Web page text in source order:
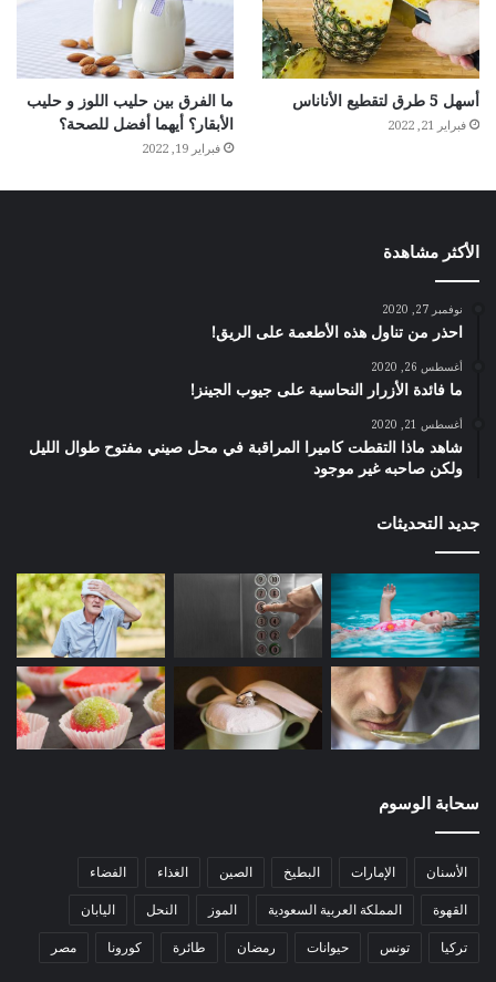
أسهل 5 طرق لتقطيع الأناناس
فبراير 21, 2022
ما الفرق بين حليب اللوز و حليب
الأبقار؟ أيهما أفضل للصحة؟
فبراير 19, 2022
الأكثر مشاهدة
نوفمبر 27, 2020
احذر من تناول هذه الأطعمة على الريق!
أغسطس 26, 2020
ما فائدة الأزرار النحاسية على جيوب الجينز!
أغسطس 21, 2020
شاهد ماذا التقطت كاميرا المراقبة في محل صيني مفتوح طوال الليل
ولكن صاحبه غير موجود
جديد التحديثات
سحابة الوسوم
الأسنان الإمارات البطيخ الصين الغذاء
الفضاء
القهوة
المملكة العربية السعودية الموز النحل
اليابان
تركيا
تونس حيوانات رمضان طائرة كورونا مصر